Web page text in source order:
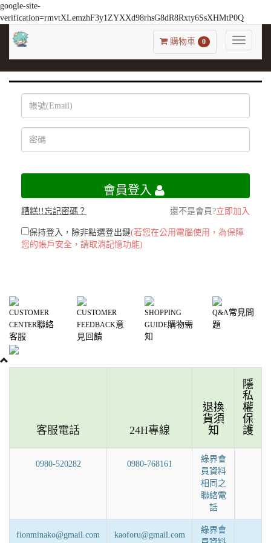
google-site-
verification=rmvtXLemzhF3y1ZYXXd98rhsG8dR8Rxty6SsXHMtP0Q
Toggle
購物車 0
會員登入
糟糕!!忘記密碼？ 還不是會員?立即加入
保持登入，除非點選登出鍵(若您在公用電腦使用，為保障
您的帳戶安全，請取消記憶功能)
CUSTOMER
CENTER聯絡
客服
CUSTOMER
FEEDBACK意
見回饋
SHOPPING
GUIDE購物需
知
Q&A常見問
題
客服電話 24H專線
退換
貨須
知
隱
私
權
保
護
0980-520282 0980-768161
綠界會
員資料
相同之
聯絡電
話
fionminako@gmail.com kaoforu@gmail.com
綠界會